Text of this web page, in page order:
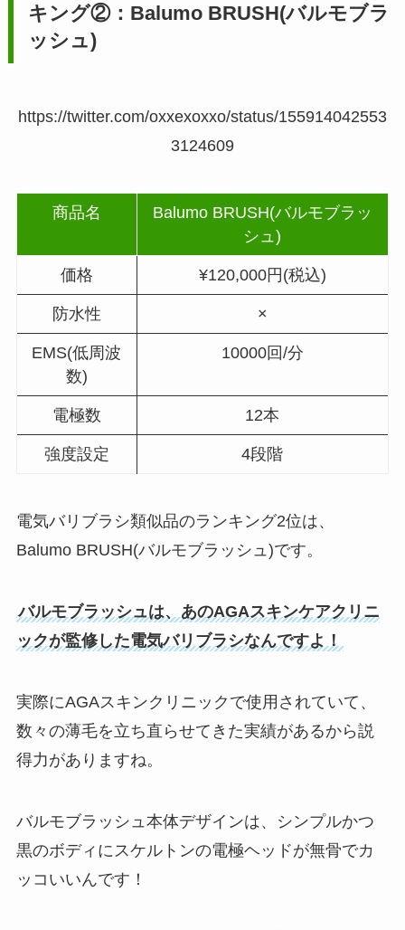
キング②： BalumoBRUSH(バルモブラ
ッシュ)
https://twitter.com/oxxexoxxo/status/155914042553
3124609
商品名
Balumo BRUSH(バルモブラッ
シュ)
価格 ¥120,000円(税込)
防水性 ×
EMS(低周波
数)
10000回/分
電極数 12本
強度設定 4段階
電気バリブラシ類似品のランキング2位は、
Balumo BRUSH(バルモブラッシュ)です。
バルモブラッシュは、あのAGAスキンケアクリニ
ックが監修した電気バリブラシなんですよ！
実際にAGAスキンクリニックで使用されていて、
数々の薄毛を立ち直らせてきた実績があるから説
得力がありますね。
バルモブラッシュ本体デザインは、シンプルかつ
黒のボディにスケルトンの電極ヘッドが無骨でカ
ッコいいんです！